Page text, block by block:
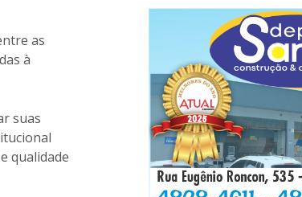
as
à
suas
qualidade